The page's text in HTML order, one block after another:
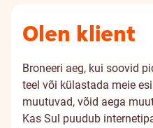
Olen klient
Broneeri aeg, kui soovid
teel või külastada meie
muutuvad, võid aega
Kas Sul puudub